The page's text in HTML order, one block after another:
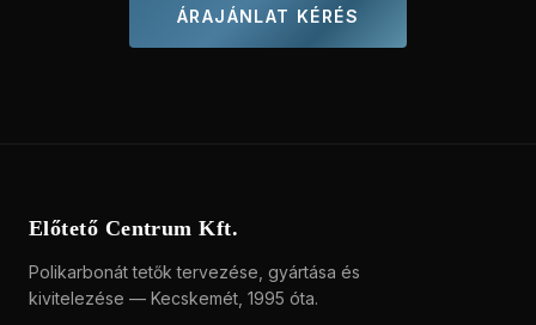
ÁRAJÁNLAT KÉRÉS
Előtető Centrum Kft.
Polikarbonát tetők tervezése, gyártása és
kivitelezése — Kecskemét, 1995 óta.